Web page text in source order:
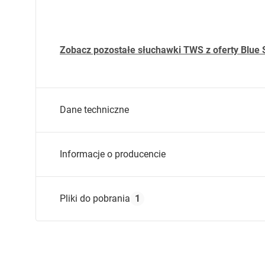
Zobacz pozostałe słuchawki TWS z oferty Blue
Dane techniczne
Inne dane:
Kolor:
Złącze:
Informacje o producencie
Adres producenta:
Pliki do pobrania 1